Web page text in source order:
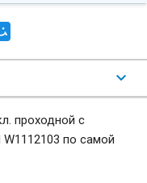
проходной с
по самой